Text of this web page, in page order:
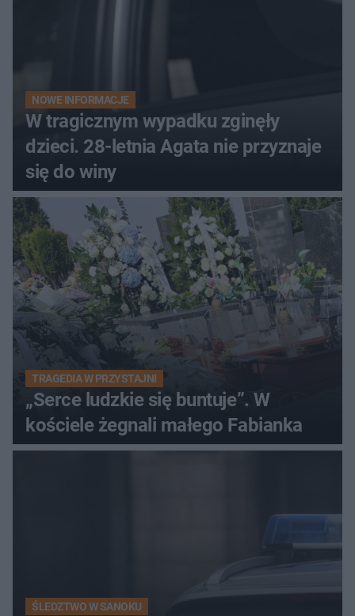
NOWE INFORMACJE
W tragicznym wypadku zginęły
dzieci. 28-letnia Agata nie przyznaje
się do winy
TRAGEDIA W PRZYSTAJNI
„Serce ludzkie się buntuje”. W
kościele żegnali małego Fabianka
ŚLEDZTWO W SANOKU